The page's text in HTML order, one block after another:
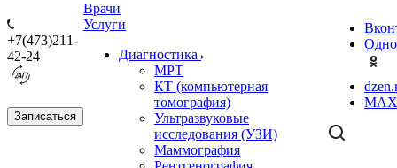
+7(473)211-
42-24
Записаться
Врачи
Услуги
Диагностика
МРТ
КТ (компьютерная
томография)
Ультразвуковые
исследования (УЗИ)
Маммография